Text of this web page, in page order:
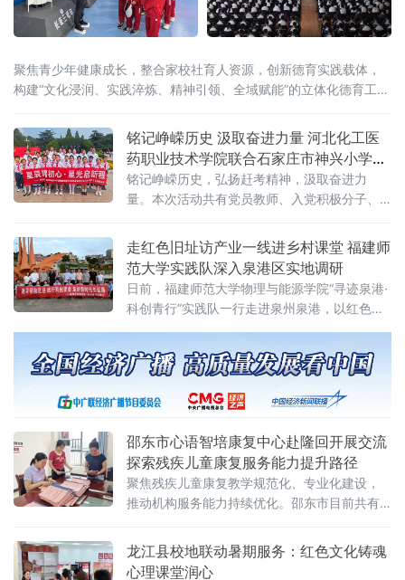
聚焦青少年健康成长，整合家校社育人资源，创新德育实践载体，
构建“文化浸润、实践淬炼、精神引领、全域赋能”的立体化德育工作
红色铸魂，厚植家
铭记峥嵘历史 汲取奋进力量 河北化工医
药职业技术学院联合石家庄市神兴小学打
造沉浸式红色思政课堂
铭记峥嵘历史，弘扬赶考精神，汲取奋进力
量。本次活动共有党员教师、入党积极分子、
手”校校红色共育为抓手，创新打造沉浸式红色
思政课堂，深入推进大中小学思政教育一体化
建设。活
走红色旧址访产业一线进乡村课堂 福建师
范大学实践队深入泉港区实地调研
日前，福建师范大学物理与能源学院“寻迹泉港·
科创青行”实践队一行走进泉州泉港，以红色溯
调研，在多元实践中读懂泉港发展脉络，交出
一份兼具专业特色与青年温度的实践答卷。
邵东市心语智培康复中心赴隆回开展交流
探索残疾儿童康复服务能力提升路径
聚焦残疾儿童康复教学规范化、专业化建设，
推动机构服务能力持续优化。邵东市目前共有3
力、言语及自闭症残疾儿童提供康复训练服
务。此次交流由心语智培康复中心主动对接，
龙江县校地联动暑期服务：红色文化铸魂
心理课堂润心